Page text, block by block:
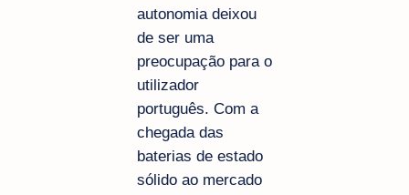
autonomia deixou
de ser uma
preocupação para o
utilizador
português. Com a
chegada das
baterias de estado
sólido ao mercado